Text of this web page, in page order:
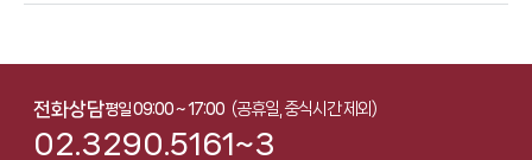
전화상담평일 09:00 ~ 17:00 (공휴일, 중식시간 제외)
02.3290.5161~3